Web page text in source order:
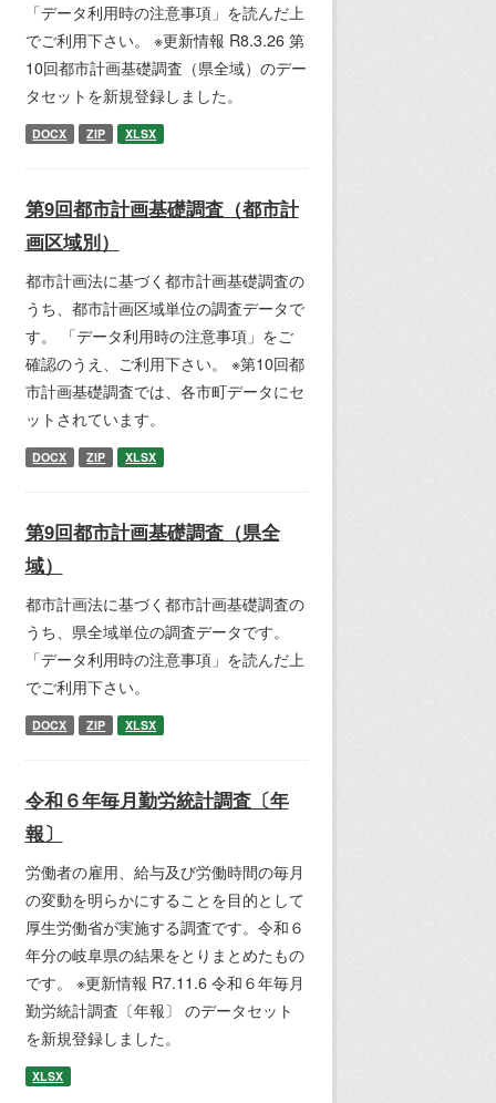
「データ利用時の注意事項」を読んだ上
でご利用下さい。 ※更新情報 R8.3.26 第
10回都市計画基礎調査（県全域）のデー
タセットを新規登録しました。
DOCX ZIP XLSX
第9回都市計画基礎調査（都市計
画区域別）
都市計画法に基づく都市計画基礎調査の
うち、都市計画区域単位の調査データで
す。 「データ利用時の注意事項」をご
確認のうえ、ご利用下さい。 ※第10回都
市計画基礎調査では、各市町データにセ
ットされています。
DOCX ZIP XLSX
第9回都市計画基礎調査（県全
域）
都市計画法に基づく都市計画基礎調査の
うち、県全域単位の調査データです。
「データ利用時の注意事項」を読んだ上
でご利用下さい。
DOCX ZIP XLSX
令和６年毎月勤労統計調査〔年
報〕
労働者の雇用、給与及び労働時間の毎月
の変動を明らかにすることを目的として
厚生労働省が実施する調査です。令和６
年分の岐阜県の結果をとりまとめたもの
です。 ※更新情報 R7.11.6 令和６年毎月
勤労統計調査〔年報〕 のデータセット
を新規登録しました。
XLSX